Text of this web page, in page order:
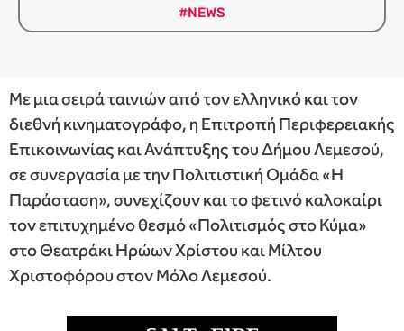
#NEWS
Με μια σειρά ταινιών από τον ελληνικό και τον
διεθνή κινηματογράφο, η Επιτροπή Περιφερειακής
Επικοινωνίας και Ανάπτυξης του Δήμου Λεμεσού,
σε συνεργασία με την Πολιτιστική Ομάδα «Η
Παράσταση», συνεχίζουν και το φετινό καλοκαίρι
τον επιτυχημένο θεσμό «Πολιτισμός στο Κύμα»
στο Θεατράκι Ηρώων Χρίστου και Μίλτου
Χριστοφόρου στον Μόλο Λεμεσού.